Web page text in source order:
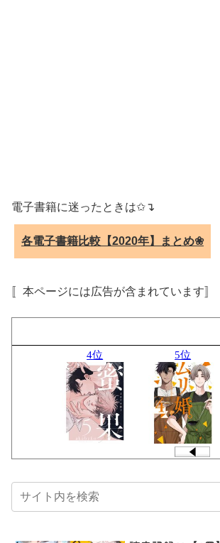
電子書籍に迷ったときは✩↴
各電子書籍比較【2020年】まとめ❀
〚本ページには広告が含まれています〛